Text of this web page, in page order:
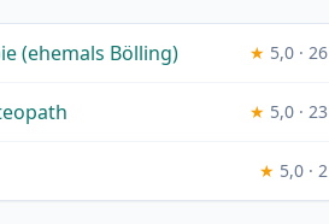
(ehemals Bölling) ★ 5,0 · 26
★ 5,0 · 23
★ 5,0 · 2